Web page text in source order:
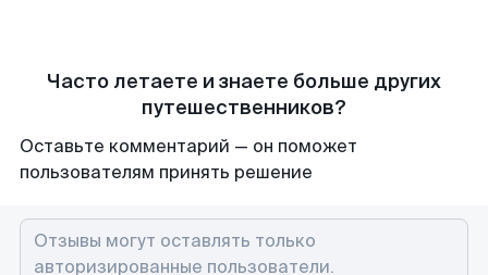
Часто летаете и знаете больше других
путешественников?
Оставьте комментарий — он поможет
пользователям принять решение